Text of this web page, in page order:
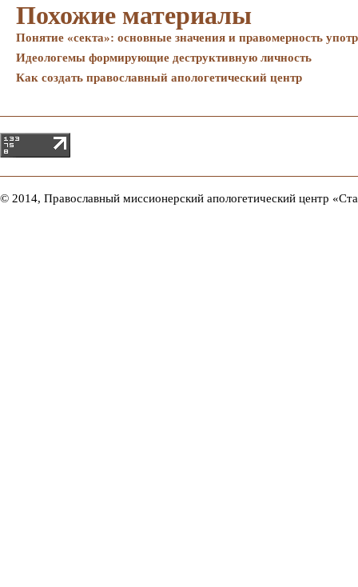
Похожие материалы
Понятие «секта»: основные значения и правомерность
Идеологемы формирующие деструктивную личность
Как создать православный апологетический центр
© 2014, Православный миссионерский апологетический центр